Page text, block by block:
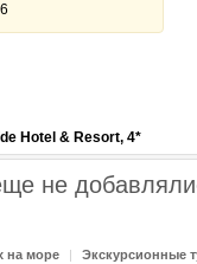
Hotel & Resort, 4*
не
на море | Экскурсионные